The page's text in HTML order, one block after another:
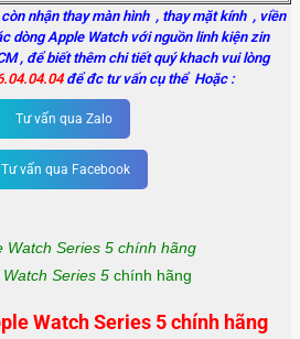
nhận thay màn hình , thay mặt kính , viền
dòng Apple Watch với nguồn linh kiện zin
, để biết thêm chi tiết quý khach vui lòng
để đc tư vấn cụ thể Hoặc :
Tư vấn qua Zalo
Tư vấn qua Facebook
Watch Series 5 chính hãng
Series 5 chính hãng
Watch Series 5 chính hãng